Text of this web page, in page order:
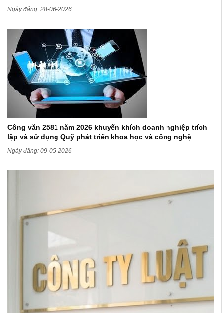
Ngày đăng: 28-06-2026
Công văn 2581 năm 2026 khuyến khích doanh nghiệp trích
lập và sử dụng Quỹ phát triển khoa học và công nghệ
Ngày đăng: 09-05-2026